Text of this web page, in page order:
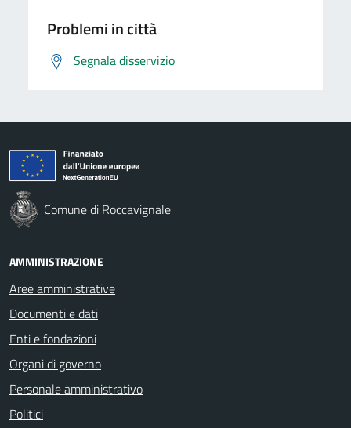
Problemi in città
Segnala disservizio
Comune di Roccavignale
AMMINISTRAZIONE
Aree amministrative
Documenti e dati
Enti e fondazioni
Organi di governo
Personale amministrativo
Politici